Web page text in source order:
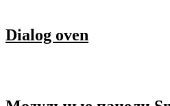
Dialog oven